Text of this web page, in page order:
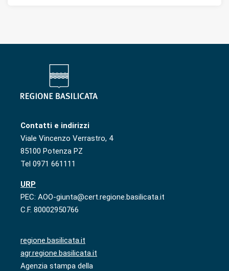
Contatti e indirizzi
Viale Vincenzo Verrastro, 4
85100 Potenza PZ
Tel 0971 661111
URP
PEC: AOO-giunta@cert.regione.basilicata.it
C.F. 80002950766
regione.basilicata.it
agr.regione.basilicata.it
Agenzia stampa della